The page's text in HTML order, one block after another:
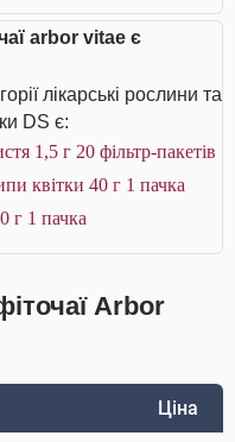
arbor vitae є
лікарські рослини та
DS є:
1,5 г 20 фільтр-пакетів
квітки 40 г 1 пачка
г 1 пачка
Arbor
Ціна